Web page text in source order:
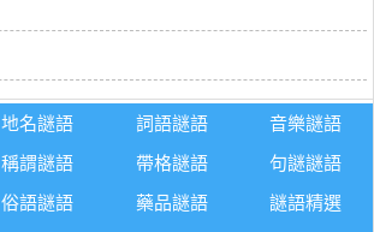
地名謎語 詞語謎語
音樂謎語
稱謂謎語 帶格謎語
句謎謎語
俗語謎語 藥品謎語 謎語精選